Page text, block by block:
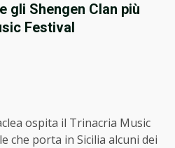
gli Shengen Clan più
Festival
ospita il Trinacria Music
che porta in Sicilia alcuni dei